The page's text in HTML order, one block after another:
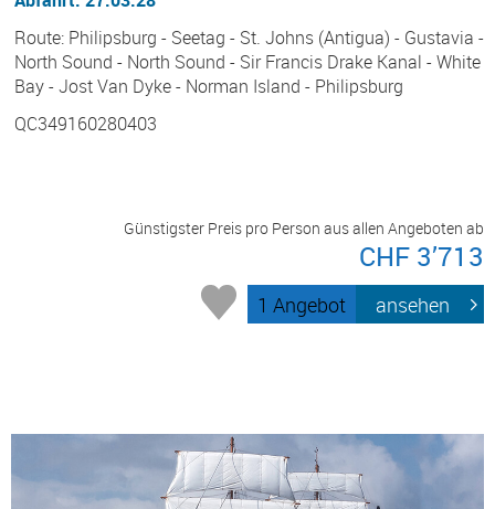
Route: Philipsburg - Seetag - St. Johns (Antigua) - Gustavia -
North Sound - North Sound - Sir Francis Drake Kanal - White
Bay - Jost Van Dyke - Norman Island - Philipsburg
QC349160280403
Günstigster Preis pro Person aus allen Angeboten ab
CHF 3’713
1 Angebot ansehen